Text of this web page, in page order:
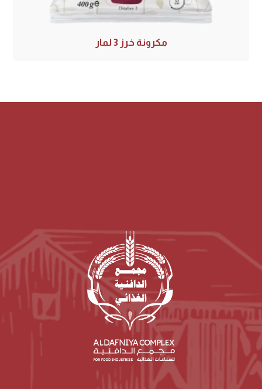
مكرونة خرز 3 لمار